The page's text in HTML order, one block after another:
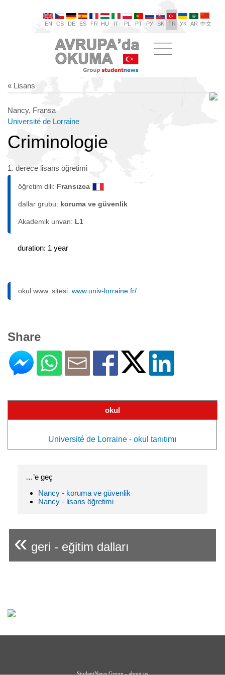
EN CS DE ES FR HU IT PL PT РУ SK TR УК AR 中文
« Lisans
Nancy, Fransa
Université de Lorraine
Criminologie
1. derece lisans öğretimi
öğretim dili: Fransızca
dallar grubu: koruma ve güvenlik
Akademik unvan: L1
duration: 1 year
okul www. sitesi: www.univ-lorraine.fr/
Share
okul
Université de Lorraine - okul tanıtımı
…’e geç
Nancy - koruma ve güvenlik
Nancy - lisans öğretimi
« geri - eğitim dalları
StudentNews Group - about us